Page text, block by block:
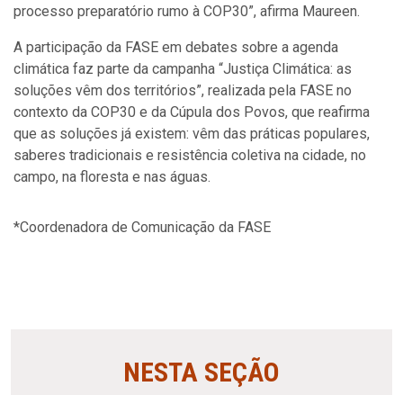
processo preparatório rumo à COP30”, afirma Maureen.
A participação da FASE em debates sobre a agenda
climática faz parte da campanha “Justiça Climática: as
soluções vêm dos territórios”, realizada pela FASE no
contexto da COP30 e da Cúpula dos Povos, que reafirma
que as soluções já existem: vêm das práticas populares,
saberes tradicionais e resistência coletiva na cidade, no
campo, na floresta e nas águas.
*Coordenadora de Comunicação da FASE
NESTA SEÇÃO